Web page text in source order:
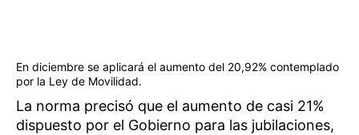
En diciembre se aplicará el aumento del 20,92% contemplado
por la Ley de Movilidad.
La norma precisó que el aumento de casi 21%
dispuesto por el Gobierno para las jubilaciones,